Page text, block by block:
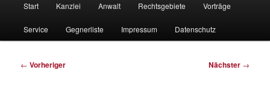
Start Kanzlei Anwalt Rechtsgebiete Vorträge
Service Gegnerliste Impressum Datenschutz
Beitragsnavigation
← Vorheriger Nächster →